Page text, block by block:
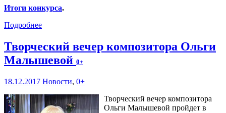
Итоги конкурса.
Подробнее
Творческий вечер композитора Ольги
Малышевой 0+
18.12.2017 Новости, 0+
Творческий вечер композитора
Ольги Малышевой пройдет в